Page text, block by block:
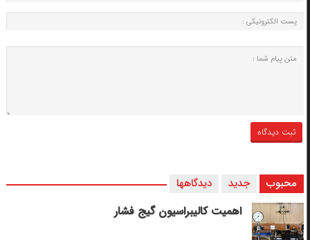
محبوب جدید دیدگاهها
اهمیت کالیبراسیون گیج فشار